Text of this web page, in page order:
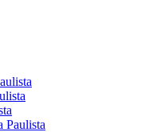
Paulista